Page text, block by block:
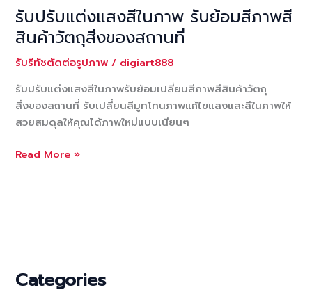
รับปรับแต่งแสงสีในภาพ รับย้อมสีภาพสี
สินค้าวัตถุสิ่งของสถานที่
รับรีทัชตัดต่อรูปภาพ / digiart888
รับปรับแต่งแสงสีในภาพรับย้อมเปลี่ยนสีภาพสีสินค้าวัตถุ
สิ่งของสถานที่ รับเปลี่ยนสีมูทโทนภาพแก้ไขแสงและสีในภาพให้
สวยสมดุลให้คุณได้ภาพใหม่แบบเนียนๆ
รับ
รับ
ย้อม
Read More »
Categories